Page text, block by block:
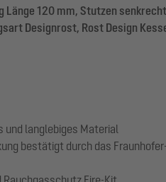
Länge 120 mm, Stutzen
Designrost, Rost Design
und langlebiges Material
bestätigt durch das Fraunhofer-